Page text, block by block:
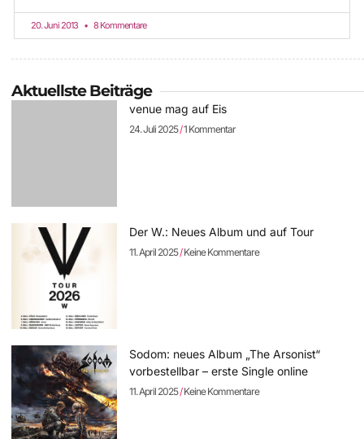
20. Juni 2013 8 Kommentare
Aktuellste Beiträge
venue mag auf Eis
24. Juli 2025 1 Kommentar
Der W.: Neues Album und auf Tour
11. April 2025 Keine Kommentare
Sodom: neues Album „The Arsonist“
vorbestellbar – erste Single online
11. April 2025 Keine Kommentare